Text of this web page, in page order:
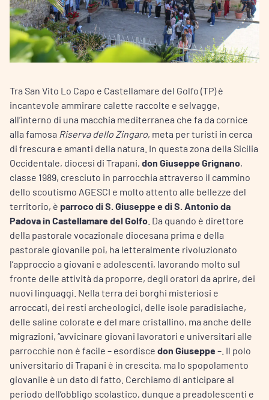
Tra San Vito Lo Capo e Castellamare del Golfo (TP) è
incantevole ammirare calette raccolte e selvagge,
all’interno di una macchia mediterranea che fa da cornice
alla famosa Riserva dello Zingaro, meta per turisti in cerca
di frescura e amanti della natura. In questa zona della Sicilia
Occidentale, diocesi di Trapani, don Giuseppe Grignano,
classe 1989, cresciuto in parrocchia attraverso il cammino
dello scoutismo AGESCI e molto attento alle bellezze del
territorio, è parroco di S. Giuseppe e di S. Antonio da
Padova in Castellamare del Golfo . Da quando è direttore
della pastorale vocazionale diocesana prima e della
pastorale giovanile poi, ha letteralmente rivoluzionato
l’approccio a giovani e adolescenti, lavorando molto sul
fronte delle attività da proporre, degli oratori da aprire, dei
nuovi linguaggi. Nella terra dei borghi misteriosi e
arroccati, dei resti archeologici, delle isole paradisiache,
delle saline colorate e del mare cristallino, ma anche delle
migrazioni, “avvicinare giovani lavoratori e universitari alle
parrocchie non è facile – esordisce don Giuseppe–. Il polo
universitario di Trapani è in crescita, ma lo spopolamento
giovanile è un dato di fatto. Cerchiamo di anticipare al
periodo dell’obbligo scolastico, dunque a preadolescenti e